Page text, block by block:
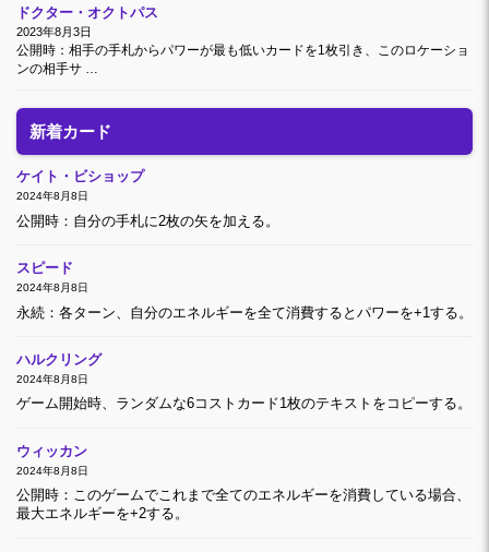
ドクター・オクトパス
2023年8月3日
公開時：相手の手札からパワーが最も低いカードを1枚引き、このロケーショ
ンの相手サ …
新着カード
ケイト・ビショップ
2024年8月8日
公開時：自分の手札に2枚の矢を加える。
スピード
2024年8月8日
永続：各ターン、自分のエネルギーを全て消費するとパワーを+1する。
ハルクリング
2024年8月8日
ゲーム開始時、ランダムな6コストカード1枚のテキストをコピーする。
ウィッカン
2024年8月8日
公開時：このゲームでこれまで全てのエネルギーを消費している場合、
最大エネルギーを+2する。